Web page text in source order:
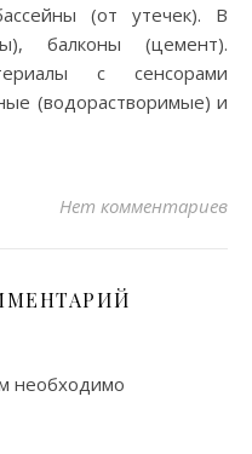
(от утечек). В
балконы (цемент).
с сенсорами
(водорастворимые) и
Нет комментариев
необходимо